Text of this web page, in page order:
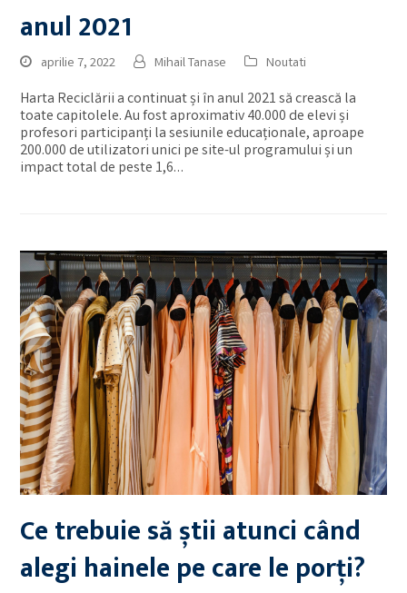
anul 2021
aprilie 7, 2022 Mihail Tanase Noutati
Harta Reciclării a continuat și în anul 2021 să crească la
toate capitolele. Au fost aproximativ 40.000 de elevi și
profesori participanți la sesiunile educaționale, aproape
200.000 de utilizatori unici pe site-ul programului și un
impact total de peste 1,6…
Ce trebuie să știi atunci când
alegi hainele pe care le porți?